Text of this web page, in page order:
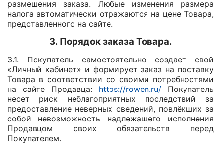
размещения заказа. Любые изменения размера
налога автоматически отражаются на цене Товара,
представленного на сайте.
3. Порядок заказа Товара.
3.1. Покупатель самостоятельно создает свой
«Личный кабинет» и формирует заказ на поставку
Товара в соответствии со своими потребностями
на сайте Продавца: https://rowen.ru/ Покупатель
несет риск неблагоприятных последствий за
предоставление неверных сведений, повлёкших за
собой невозможность надлежащего исполнения
Продавцом своих обязательств перед
Покупателем.